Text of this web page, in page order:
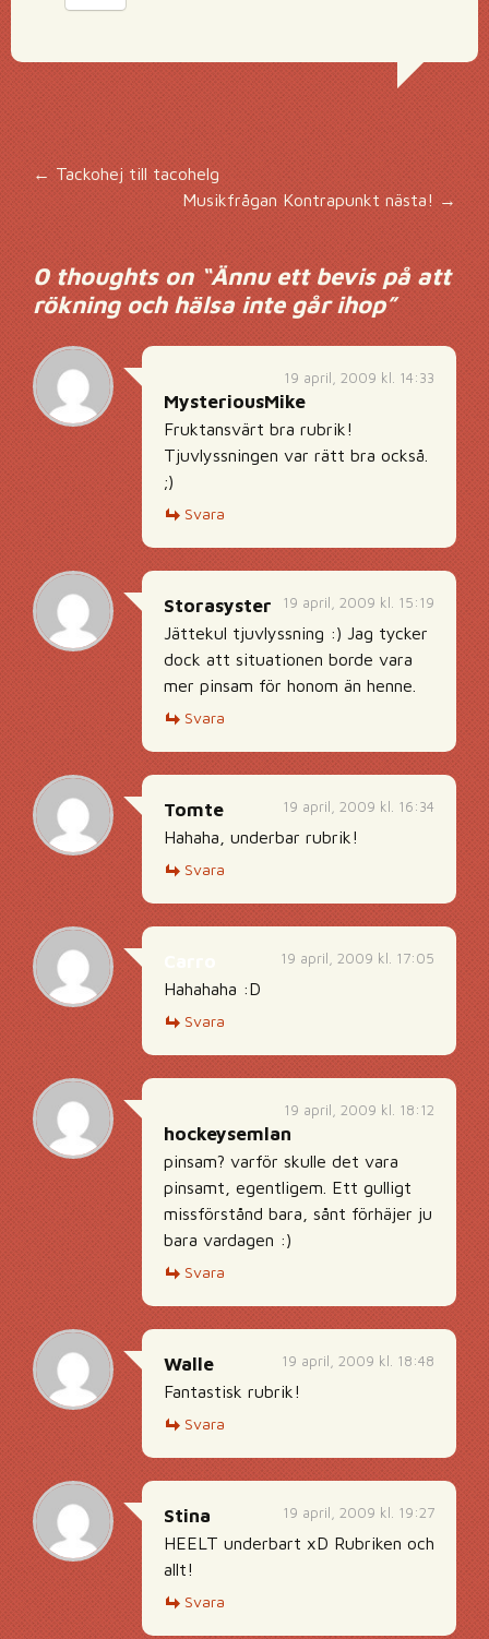
Inläggsnavigering
←Tackohej till tacohelg
Musikfrågan Kontrapunkt nästa!→
0 thoughts on “Ännu ett bevis på att
rökning och hälsa inte går ihop”
19 april, 2009 kl. 14:33
MysteriousMike
Fruktansvärt bra rubrik!
Tjuvlyssningen var rätt bra också.
;)
Svara
19 april, 2009 kl. 15:19
Storasyster
Jättekul tjuvlyssning :) Jag tycker
dock att situationen borde vara
mer pinsam för honom än henne.
Svara
19 april, 2009 kl. 16:34
Tomte
Hahaha, underbar rubrik!
Svara
19 april, 2009 kl. 17:05
Hahahaha :D
Svara
19 april, 2009 kl. 18:12
hockeysemlan
pinsam? varför skulle det vara
pinsamt, egentligem. Ett gulligt
missförstånd bara, sånt förhäjer ju
bara vardagen :)
Svara
19 april, 2009 kl. 18:48
Walle
Fantastisk rubrik!
Svara
19 april, 2009 kl. 19:27
Stina
HEELT underbart xD Rubriken och
allt!
Svara